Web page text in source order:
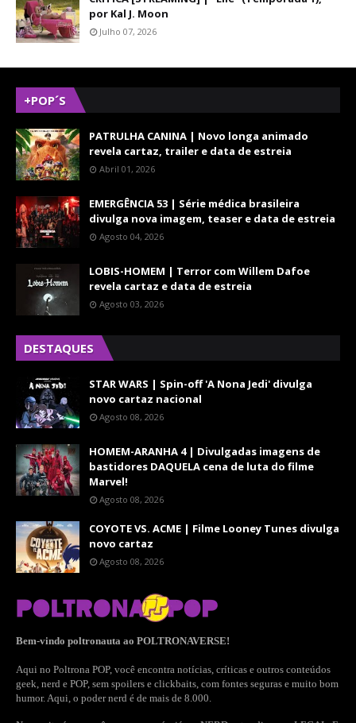
por Kal J. Moon
Julho 07, 2026
+POP´S
PATRULHA CANINA | Novo longa animado
revela cartaz, trailer e data de estreia
Abril 01, 2026
EMERGÊNCIA 53 | Série médica brasileira
divulga nova imagem, teaser e data de estreia
Agosto 04, 2026
LOBIS-HOMEM | Terror com Willem Dafoe
revela cartaz e data de estreia
Agosto 03, 2026
DESTAQUES
STAR WARS | Spin-off 'A Nona Jedi' divulga
novo cartaz nacional
Agosto 08, 2026
HOMEM-ARANHA 4 | Divulgadas imagens de
bastidores DAQUELA cena de luta do filme
Marvel!
Agosto 08, 2026
COYOTE VS. ACME | Filme Looney Tunes divulga
novo cartaz
Agosto 08, 2026
Bem-vindo poltronauta ao POLTRONAVERSE!
Aqui no Poltrona POP, você encontra notícias, críticas e outros conteúdos
geek, nerd e POP, sem spoilers e clickbaits, com fontes seguras e muito bom
humor. Aqui, o poder nerd é de mais de 8.000.